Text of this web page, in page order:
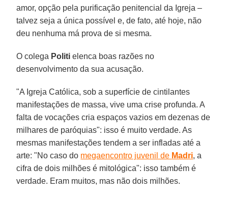
amor, opção pela purificação penitencial da Igreja –
talvez seja a única possível e, de fato, até hoje, não
deu nenhuma má prova de si mesma.
O colega Politi elenca boas razões no
desenvolvimento da sua acusação.
"A Igreja Católica, sob a superfície de cintilantes
manifestações de massa, vive uma crise profunda. A
falta de vocações cria espaços vazios em dezenas de
milhares de paróquias": isso é muito verdade. As
mesmas manifestações tendem a ser infladas até a
arte: "No caso do megaencontro juvenil de Madri, a
cifra de dois milhões é mitológica": isso também é
verdade. Eram muitos, mas não dois milhões.